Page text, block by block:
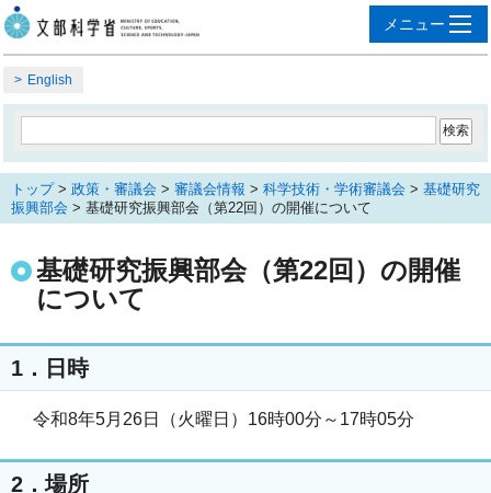
English
トップ> 政策・審議会 > 審議会情報 > 科学技術・学術審議会 > 基礎研究
振興部会 > 基礎研究振興部会（第22回）の開催について
基礎研究振興部会（第22回）の開催
について
1．日時
令和8年5月26日（火曜日）16時00分～17時05分
2．場所